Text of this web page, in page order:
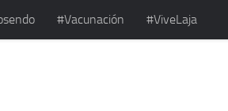
#Vacunación #ViveLaja